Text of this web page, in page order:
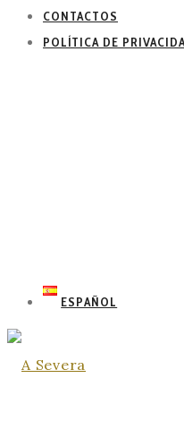
CONTACTOS
POLÍTICA DE
ESPAÑOL